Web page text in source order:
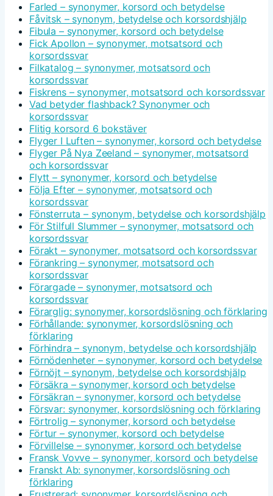
Farled – synonymer, korsord och betydelse
Fåvitsk – synonym, betydelse och korsordshjälp
Fibula – synonymer, korsord och betydelse
Fick Apollon – synonymer, motsatsord och
korsordssvar
Filkatalog – synonymer, motsatsord och
korsordssvar
Fiskrens – synonymer, motsatsord och korsordssvar
Vad betyder flashback? Synonymer och
korsordssvar
Flitig korsord 6 bokstäver
Flyger I Luften – synonymer, korsord och betydelse
Flyger På Nya Zeeland – synonymer, motsatsord
och korsordssvar
Flytt – synonymer, korsord och betydelse
Följa Efter – synonymer, motsatsord och
korsordssvar
Fönsterruta – synonym, betydelse och korsordshjälp
För Stilfull Slummer – synonymer, motsatsord och
korsordssvar
Förakt – synonymer, motsatsord och korsordssvar
Förankring – synonymer, motsatsord och
korsordssvar
Förargade – synonymer, motsatsord och
korsordssvar
Förarglig: synonymer, korsordslösning och förklaring
Förhållande: synonymer, korsordslösning och
förklaring
Förhindra – synonym, betydelse och korsordshjälp
Förnödenheter – synonymer, korsord och betydelse
Förnöjt – synonym, betydelse och korsordshjälp
Försäkra – synonymer, korsord och betydelse
Försäkran – synonymer, korsord och betydelse
Försvar: synonymer, korsordslösning och förklaring
Förtrolig – synonymer, korsord och betydelse
Förtur – synonymer, korsord och betydelse
Förvillelse – synonymer, korsord och betydelse
Fransk Vovve – synonymer, korsord och betydelse
Franskt Ab: synonymer, korsordslösning och
förklaring